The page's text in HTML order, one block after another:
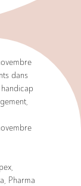
dans
Pharma